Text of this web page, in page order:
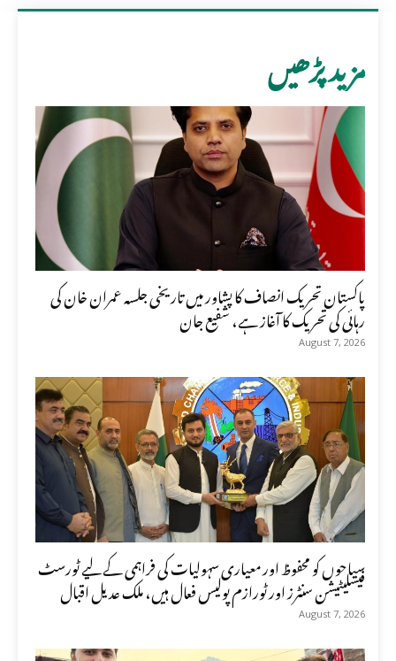
مزید پڑھیں
پاکستان تحریک انصاف کا پشاور میں تاریخی جلسہ عمران خان کی
رہائی کی تحریک کا آغاز ہے، شفیع جان
August 7, 2026
سیاحوں کو محفوظ اور معیاری سہولیات کی فراہمی کے لیے ٹورسٹ
فیسلیٹیشن سنٹرز اور ٹورازم پولیس فعال ہیں، ملک عدیل اقبال
August 7, 2026